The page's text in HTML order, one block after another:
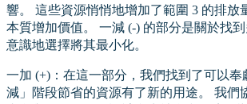
響。 這些資源悄悄地增加了範圍 3 的排放
本質增加價值。 一減 (-) 的部分是關於找
意識地選擇將其最小化。
一加 (+)：在這一部分，我們找到了可以奉
減」階段節省的資源有了新的用途。 我們